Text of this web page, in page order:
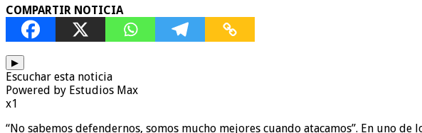
COMPARTIR NOTICIA
▶
Escuchar esta noticia
Powered by Estudios Max
x1
“No sabemos defendernos, somos mucho mejores cuando atacamos”. En uno